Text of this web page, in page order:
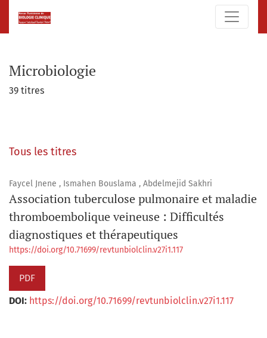
Microbiologie
39 titres
Tous les titres
Faycel Jnene , Ismahen Bouslama , Abdelmejid Sakhri
Association tuberculose pulmonaire et maladie
thromboembolique veineuse : Difficultés
diagnostiques et thérapeutiques
https://doi.org/10.71699/revtunbiolclin.v27i1.117
PDF
DOI: https://doi.org/10.71699/revtunbiolclin.v27i1.117